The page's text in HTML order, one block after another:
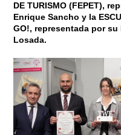
DE TURISMO (FEPET),
Enrique Sancho y la
GO!, representada por su
Losada.